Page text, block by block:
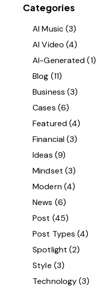
Categories
AI Music(3)
AI Video (4)
AI-Generated(1)
Blog (11)
Business (3)
Cases (6)
Featured(4)
Financial(3)
Ideas (9)
Mindset (3)
Modern(4)
News (6)
Post (45)
Post Types (4)
Spotlight (2)
Style (3)
Technology(3)